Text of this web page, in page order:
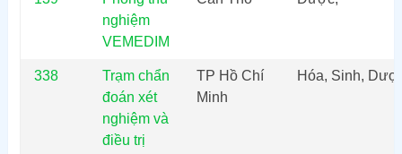
nghiệm
VEMEDIM
338
Trạm chẩn
đoán xét
nghiệm và
điều trị
TP Hồ Chí
Minh
Hóa, Sinh,